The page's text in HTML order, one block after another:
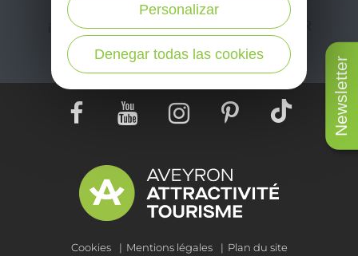
Newsletter
¡SUSCRÍBASE A NUESTRO NEWSLETTER
AQUÍ!
Cookies Mentions légales Plan du site
Denegar todas las cookies
Personalizar